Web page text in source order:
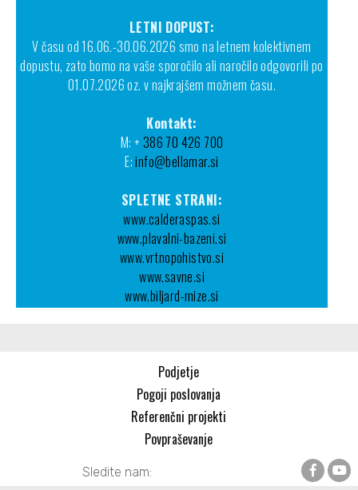
LETNI DOPUST:
V času od 16.06.-30.06.2026 smo na letnem kolektivnem
dopustu, zato bomo na vaše sporočilo ali naročilo odgovorili po
01.07.2026 oz. v najkrajšem možnem času.
Kontakt:
M: +386 70 426 700
E:info@bellamar.si
SPLETNE STRANI:
www.calderaspas.si
www.plavalni-bazeni.si
www.vrtnopohistvo.si
www.savne.si
www.biljard-mize.si
Podjetje
Pogoji poslovanja
Referenčni projekti
Povpraševanje
Sledite nam: